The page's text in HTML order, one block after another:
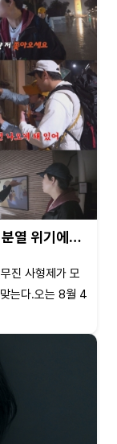
분열 위기에…
진 사형제가 모
는다.오는 8월 4